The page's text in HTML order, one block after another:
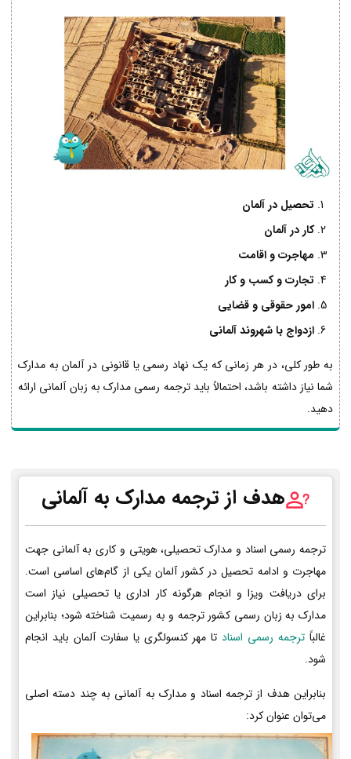
تحصیل در آلمان
کار در آلمان
مهاجرت و اقامت
تجارت و کسب و کار
امور حقوقی و قضایی
ازدواج با شهروند آلمانی
به طور کلی، در هر زمانی که یک نهاد رسمی یا قانونی در آلمان به مدارک
شما نیاز داشته باشد، احتمالاً باید ترجمه رسمی مدارک به زبان آلمانی ارائه
دهید.
هدف از ترجمه مدارک به آلمانی
ترجمه رسمی اسناد و مدارک تحصیلی، هویتی و کاری به آلمانی جهت
مهاجرت و ادامه تحصیل در کشور آلمان یکی از گام‌های اساسی است.
برای دریافت ویزا و انجام هرگونه کار اداری یا تحصیلی نیاز است
مدارک به زبان رسمی کشور ترجمه و به رسمیت شناخته شود؛ بنابراین
غالباً ترجمه رسمی اسنادتا مهر کنسولگری یا سفارت آلمان باید انجام
شود.
بنابراین هدف از ترجمه اسناد و مدارک به آلمانی به چند دسته اصلی
می‌توان عنوان کرد: